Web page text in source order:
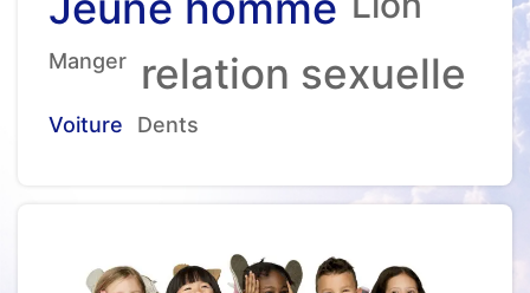
Manger relation sexuelle
Voiture Dents